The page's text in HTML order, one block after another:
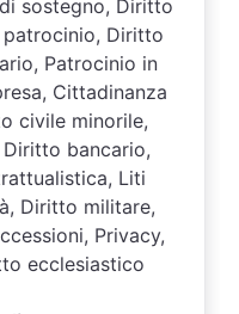
sostegno, Diritto
Diritto
Patrocinio in
Cittadinanza
civile minorile,
bancario,
Liti
Diritto militare,
Privacy,
ecclesiastico